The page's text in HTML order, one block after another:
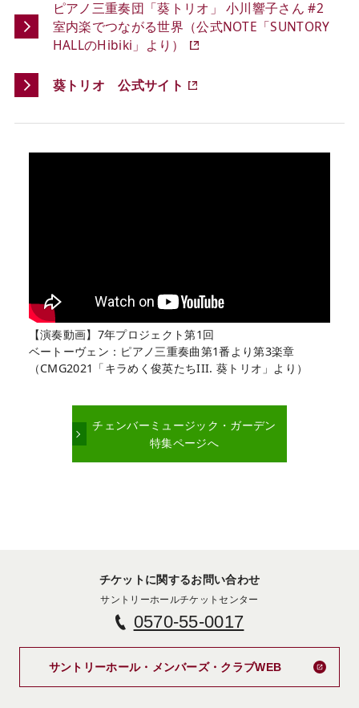
ピアノ三重奏団「葵トリオ」 小川響子さん #2
室内楽でつながる世界（公式NOTE「SUNTORY
HALLのHibiki」より）
葵トリオ 公式サイト
【演奏動画】7年プロジェクト第1回
ベートーヴェン：ピアノ三重奏曲第1番より第3楽章
（CMG2021「キラめく俊英たちIII. 葵トリオ」より）
チェンバーミュージック・ガーデン
特集ページへ
チケットに関するお問い合わせ
サントリーホールチケットセンター
0570-55-0017
サントリーホール・メンバーズ・クラブWEB